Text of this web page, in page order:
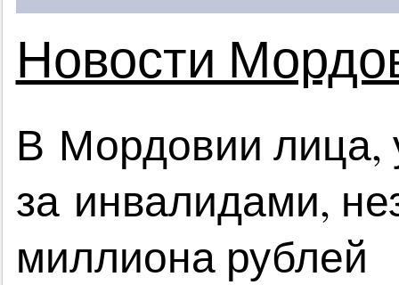
Новости
В Мордовии
за инвалидами,
миллиона рублей